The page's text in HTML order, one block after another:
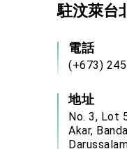
駐汶萊台
電話
(+673)
地址
No. 3, Lot
Akar,